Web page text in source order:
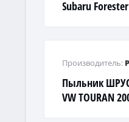
Subaru
Пыльник
VW TOURAN
Производитель: